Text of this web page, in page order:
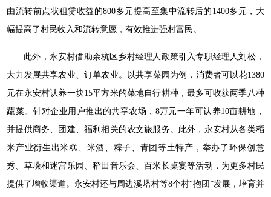
由流转前点状租赁收益的800多元提高至集中流转后的1400多元，大
幅提高了村民收入和流转意愿，有效推进强村富民。
此外，永安村借助余杭区乡村经理人政策引入专职经理人刘松，
大力发展共享农业、订单农业。以共享菜园为例，消费者可以花1380
元在永安村认养一块15平方米的菜地自行耕种，最多可收获两季八种
蔬菜。针对企业用户推出的共享农场，8万元一年可认养10亩耕地，
并提供商务、团建、福利相关的农文旅服务。此外，永安村从各类稻
米产业衍生出米糕、米酒、粽子、青团等土特产，举办了环保创意
秀、草垛和迷宫乐园、稻田音乐会、百米长桌宴等活动，为更多村民
提供了增收渠道。永安村还与周边溪塔村等8个村“抱团”发展，培育并